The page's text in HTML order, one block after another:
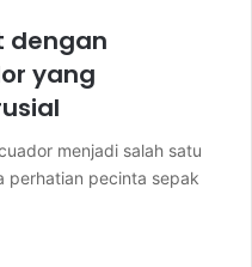
dengan
yang
menjadi salah satu
perhatian pecinta sepak